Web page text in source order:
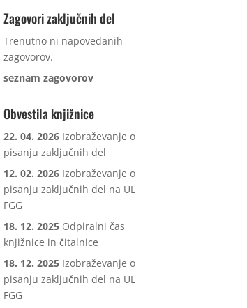
Zagovori zaključnih del
Trenutno ni napovedanih
zagovorov.
seznam zagovorov
Obvestila knjižnice
22. 04. 2026 Izobraževanje o
pisanju zaključnih del
12. 02. 2026 Izobraževanje o
pisanju zaključnih del na UL
FGG
18. 12. 2025 Odpiralni čas
knjižnice in čitalnice
18. 12. 2025 Izobraževanje o
pisanju zaključnih del na UL
FGG